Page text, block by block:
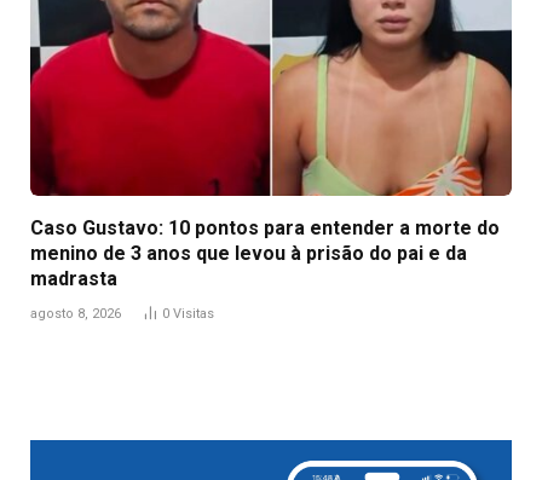
Caso Gustavo: 10 pontos para entender a morte do
menino de 3 anos que levou à prisão do pai e da
madrasta
agosto 8, 2026 0 Visitas